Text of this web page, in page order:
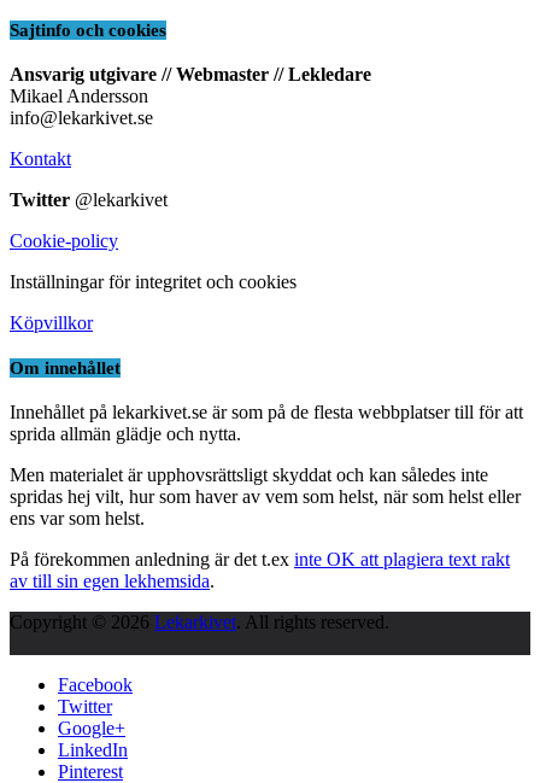
Sajtinfo och cookies
Ansvarig utgivare // Webmaster // Lekledare
Mikael Andersson
info@lekarkivet.se
Kontakt
Twitter @lekarkivet
Cookie-policy
Inställningar för integritet och cookies
Köpvillkor
Om innehållet
Innehållet på lekarkivet.se är som på de flesta webbplatser till för att
sprida allmän glädje och nytta.
Men materialet är upphovsrättsligt skyddat och kan således inte
spridas hej vilt, hur som haver av vem som helst, när som helst eller
ens var som helst.
På förekommen anledning är det t.ex inte OK att plagiera text rakt
av till sin egen lekhemsida.
Copyright © 2026 Lekarkivet. All rights reserved.
Facebook
Twitter
Google+
LinkedIn
Pinterest